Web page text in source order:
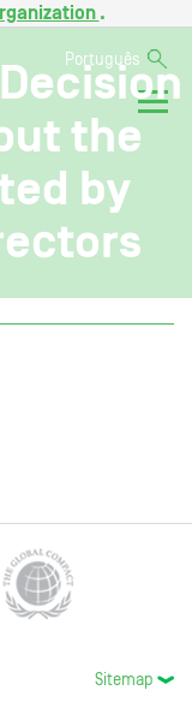
.
Português
the
by
Sitemap